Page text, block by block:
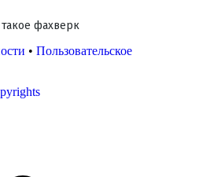
фахверк
• Пользовательское